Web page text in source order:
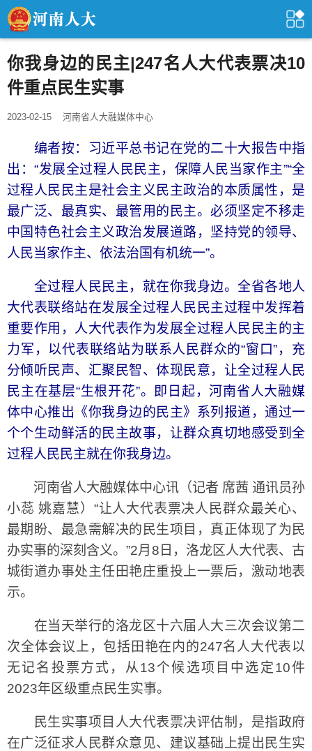
你我身边的民主|247名人大代表票决10
件重点民生实事
2023-02-15 河南省人大融媒体中心
编者按：习近平总书记在党的二十大报告中指
出：“发展全过程人民民主，保障人民当家作主”“全
过程人民民主是社会主义民主政治的本质属性，是
最广泛、最真实、最管用的民主。必须坚定不移走
中国特色社会主义政治发展道路，坚持党的领导、
人民当家作主、依法治国有机统一”。
全过程人民民主，就在你我身边。全省各地人
大代表联络站在发展全过程人民民主过程中发挥着
重要作用，人大代表作为发展全过程人民民主的主
力军，以代表联络站为联系人民群众的“窗口”，充
分倾听民声、汇聚民智、体现民意，让全过程人民
民主在基层“生根开花”。即日起，河南省人大融媒
体中心推出《你我身边的民主》系列报道，通过一
个个生动鲜活的民主故事，让群众真切地感受到全
过程人民民主就在你我身边。
河南省人大融媒体中心讯（记者 席茜 通讯员孙
小蕊 姚嘉慧）“让人大代表票决人民群众最关心、
最期盼、最急需解决的民生项目，真正体现了为民
办实事的深刻含义。”2月8日，洛龙区人大代表、古
城街道办事处主任田艳庄重投上一票后，激动地表
示。
在当天举行的洛龙区十六届人大三次会议第二
次全体会议上，包括田艳在内的247名人大代表以
无记名投票方式，从13个候选项目中选定10件
2023年区级重点民生实事。
民生实事项目人大代表票决评估制，是指政府
在广泛征求人民群众意见、建议基础上提出民生实